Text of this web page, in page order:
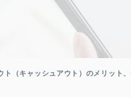
ト（キャッシュアウト）のメリット